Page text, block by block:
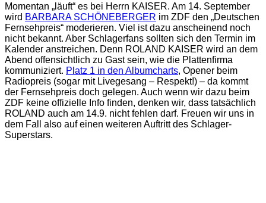
Momentan „läuft“ es bei Herrn KAISER. Am 14. September
wird BARBARA SCHÖNEBERGER im ZDF den „Deutschen
Fernsehpreis“ moderieren. Viel ist dazu anscheinend noch
nicht bekannt. Aber Schlagerfans sollten sich den Termin im
Kalender anstreichen. Denn ROLAND KAISER wird an dem
Abend offensichtlich zu Gast sein, wie die Plattenfirma
kommuniziert. Platz 1 in den Albumcharts, Opener beim
Radiopreis (sogar mit Livegesang – Respekt!) – da kommt
der Fernsehpreis doch gelegen. Auch wenn wir dazu beim
ZDF keine offizielle Info finden, denken wir, dass tatsächlich
ROLAND auch am 14.9. nicht fehlen darf. Freuen wir uns in
dem Fall also auf einen weiteren Auftritt des Schlager-
Superstars.